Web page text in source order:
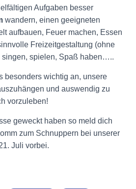
Aufgaben besser
wandern, einen geeigneten
aufbauen, Feuer machen, Essen
Freizeitgestaltung (ohne
singen, spielen, Spaß haben…..
besonders wichtig an, unsere
und auswendig zu
vorzuleben!
geweckt haben so meld dich
zum Schnuppern bei unserer
Juli vorbei.